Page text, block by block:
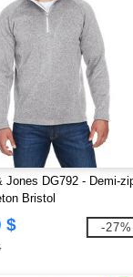
Jones DG792 - Demi-
Bristol
$ -27%